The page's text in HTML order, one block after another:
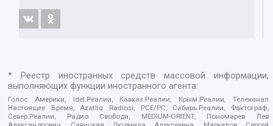
* Реестр иностранных средств массовой информации,
выполняющих функции иностранного агента:
Голос Америки, Idel.Реалии, Кавказ.Реалии, Крым.Реалии, Телеканал
Настоящее Время, Azatliq Radiosi, PCE/PC, Сибирь.Реалии, Фактограф,
Север.Реалии, Радио Свобода, MEDIUM-ORIENT, Пономарев Лев